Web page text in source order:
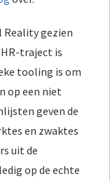
Reality gezien
traject is
tooling is om
op een niet
geven de
en zwaktes
uit de
op de echte